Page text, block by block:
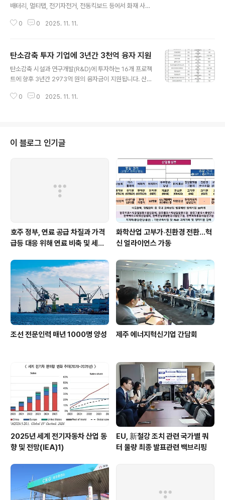
배터리, 멀티탭, 전기자전거, 전동킥보드 등에서 화재 사고
상부 국가기술표준원과 한국소비자원, 소방청, 경남소방본
관하거나 사용하지 않기 ▲멀티탭에 여러 제품을 동시에
연결하는 문어발식 사용 자제하기 ▲현관문 근처에서 전기
자전거·전동킥보드를 충전하거나 보관하지 않기 등을 당부
널에서 홍보하고, 공동주택 관리사무소 등의 협조를 받아
0 0 2025. 11. 11.
탄소감축 투자 기업에 3년간 3천억 융자 지원
탄소감축 시설과 연구개발(R&D)에 투자하는 16개 프로젝
트에 향후 3년간 2973억 원의 융자금이 지원됩니다. 산업
번에 16개 프로젝트를 추가로 선정해 11월부터 전국 14개
부문과 수소·연료전지 등 에너지 부문을 중심으로 총 963
0억 원 규모의 투자를 계획하고 있습니다. 산업부는 지난
2022년부터 올해까지 총 95건의 프로젝트에 8000억여
원 규모의 융자를 지원하고 있습니다. 이와 연계된 민간의
탄소중립 신규 투자는 총 3조 4000억원에 이를 것으로 기
0 0 2025. 11. 11.
이 블로그 인기글
호주 정부, 연료 공급 차질과 가격
급등 대응 위해 연료 비축 및 세제
화학산업 고부가‧친환경 전환…혁
신 얼라이언스 가동
조선 전문인력 매년 1000명 양성 제주 에너지혁신기업 간담회
2025년 세계 전기자동차 산업 동
향 및 전망(IEA)1)
EU, 新철강 조치 관련 국가별 쿼
터 물량 최종 발표관련 백브리핑